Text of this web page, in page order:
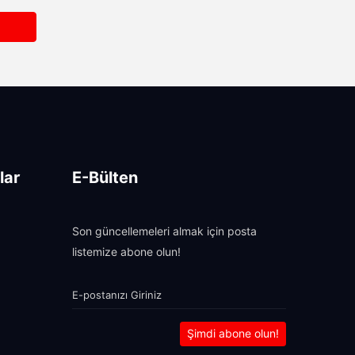
E-Bülten
Son güncellemeleri almak için posta
listemize abone olun!
Şimdi abone olun!